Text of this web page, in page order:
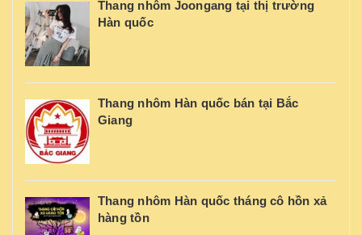
Thang nhôm Joongang tại thị trường
Hàn quốc
Thang nhôm Hàn quốc bán tại Bắc
Giang
Thang nhôm Hàn quốc tháng cô hồn xả
hàng tồn